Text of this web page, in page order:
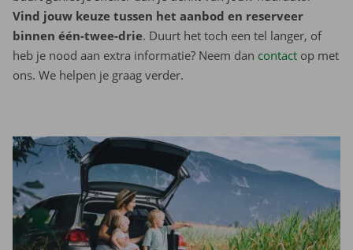
Vind jouw keuze tussen het aanbod en reserveer
binnen één-twee-drie. Duurt het toch een tel langer, of
heb je nood aan extra informatie? Neem dan contact op met
ons. We helpen je graag verder.